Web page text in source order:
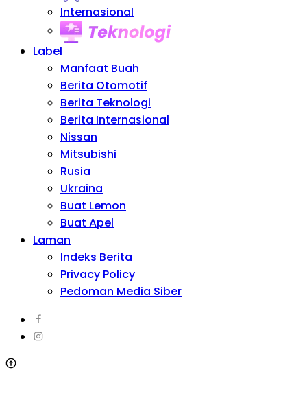
Internasional
Label
Manfaat Buah
Berita Otomotif
Berita Teknologi
Berita Internasional
Nissan
Mitsubishi
Rusia
Ukraina
Buat Lemon
Buat Apel
Laman
Indeks Berita
Privacy Policy
Pedoman Media Siber